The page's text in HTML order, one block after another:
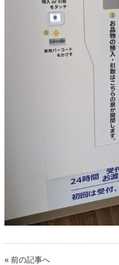
« 前の記事へ